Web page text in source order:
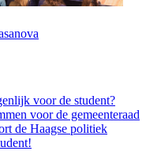
voor de student?
voor de gemeenteraad
de Haagse politiek